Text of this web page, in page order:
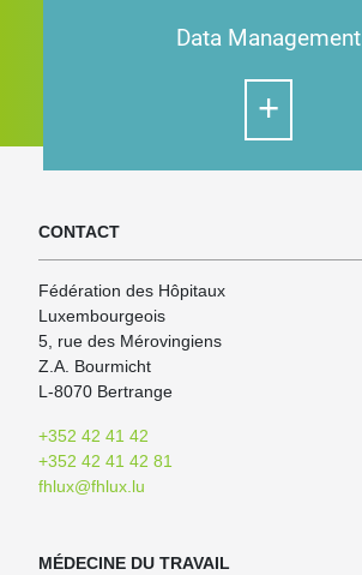
Data Management
+
CONTACT
Fédération des Hôpitaux
Luxembourgeois
5, rue des Mérovingiens
Z.A. Bourmicht
L-8070 Bertrange
+352 42 41 42
+352 42 41 42 81
fhlux@fhlux.lu
MÉDECINE DU TRAVAIL